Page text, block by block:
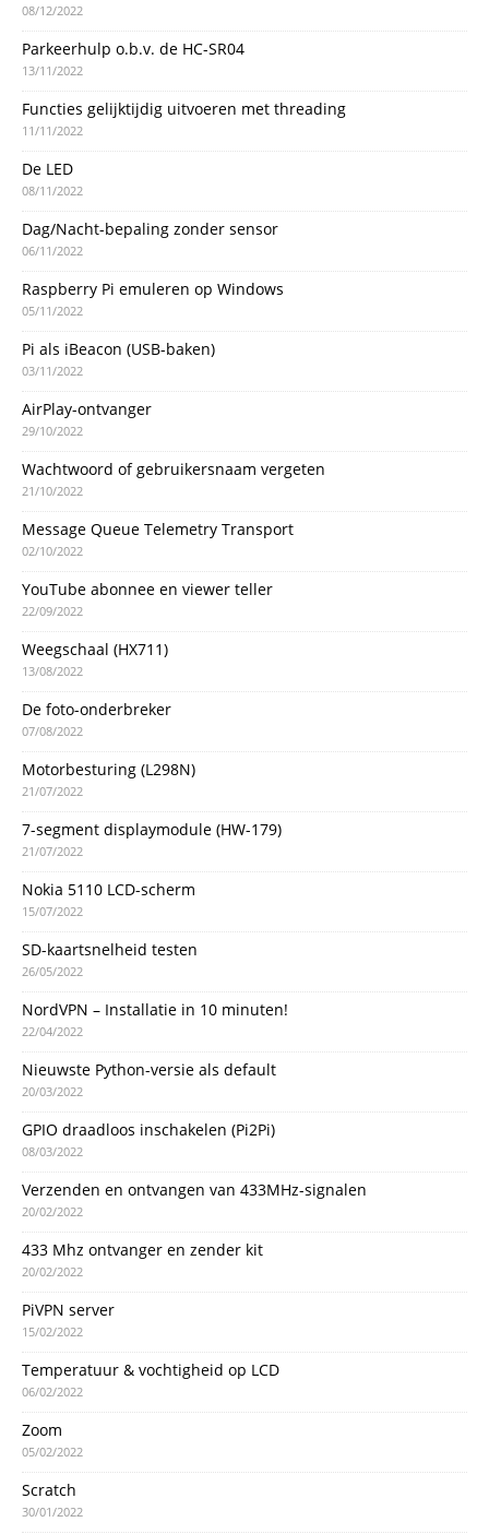
08/12/2022
Parkeerhulp o.b.v. de HC-SR04
13/11/2022
Functies gelijktijdig uitvoeren met threading
11/11/2022
De LED
08/11/2022
Dag/Nacht-bepaling zonder sensor
06/11/2022
Raspberry Pi emuleren op Windows
05/11/2022
Pi als iBeacon (USB-baken)
03/11/2022
AirPlay-ontvanger
29/10/2022
Wachtwoord of gebruikersnaam vergeten
21/10/2022
Message Queue Telemetry Transport
02/10/2022
YouTube abonnee en viewer teller
22/09/2022
Weegschaal (HX711)
13/08/2022
De foto-onderbreker
07/08/2022
Motorbesturing (L298N)
21/07/2022
7-segment displaymodule (HW-179)
21/07/2022
Nokia 5110 LCD-scherm
15/07/2022
SD-kaartsnelheid testen
26/05/2022
NordVPN – Installatie in 10 minuten!
22/04/2022
Nieuwste Python-versie als default
20/03/2022
GPIO draadloos inschakelen (Pi2Pi)
08/03/2022
Verzenden en ontvangen van 433MHz-signalen
20/02/2022
433 Mhz ontvanger en zender kit
20/02/2022
PiVPN server
15/02/2022
Temperatuur & vochtigheid op LCD
06/02/2022
Zoom
05/02/2022
Scratch
30/01/2022